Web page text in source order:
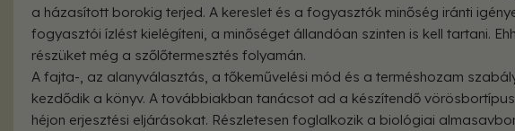
a házasított borokig terjed. A kereslet és a fogyasztók minőség iránti
fogyasztói ízlést kielégíteni, a minőséget állandóan szinten is kell tartani.
részüket még a szőlőtermesztés folyamán.
A fajta-, az alanyválasztás, a tőkeművelési mód és a terméshozam
kezdődik a könyv. A továbbiakban tanácsot ad a készítendő
héjon erjesztési eljárásokat. Részletesen foglalkozik a biológiai